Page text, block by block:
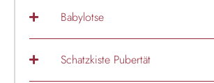
Babylotse
Schatzkiste Pubertät